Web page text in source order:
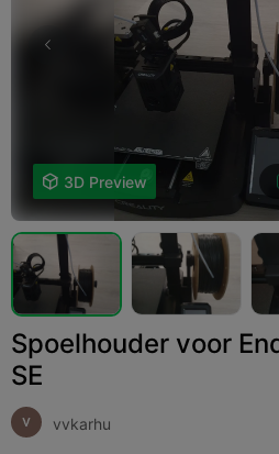
 3D Preview
Spoelhouder voor
SE
vvkarhu